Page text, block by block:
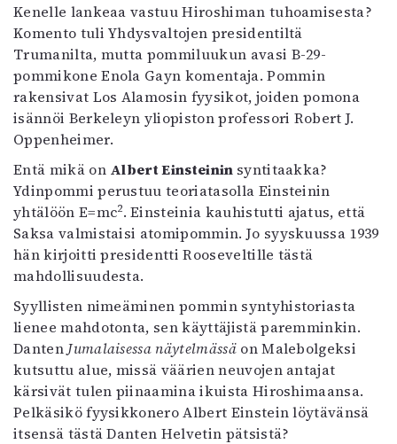
Kenelle lankeaa vastuu Hiroshiman tuhoamisesta?
Komento tuli Yhdysvaltojen presidentiltä
Trumanilta, mutta pommiluukun avasi B-29-
pommikone Enola Gayn komentaja. Pommin
rakensivat Los Alamosin fyysikot, joiden pomona
isännöi Berkeleyn yliopiston professori Robert J.
Oppenheimer.
Entä mikä on Albert Einsteinin syntitaakka?
Ydinpommi perustuu teoriatasolla Einsteinin
yhtälöön E=mc2. Einsteinia kauhistutti ajatus, että
Saksa valmistaisi atomipommin. Jo syyskuussa 1939
hän kirjoitti presidentti Rooseveltille tästä
mahdollisuudesta.
Syyllisten nimeäminen pommin syntyhistoriasta
lienee mahdotonta, sen käyttäjistä paremminkin.
Danten Jumalaisessa näytelmässä on Malebolgeksi
kutsuttu alue, missä väärien neuvojen antajat
kärsivät tulen piinaamina ikuista Hiroshimaansa.
Pelkäsikö fyysikkonero Albert Einstein löytävänsä
itsensä tästä Danten Helvetin pätsistä?